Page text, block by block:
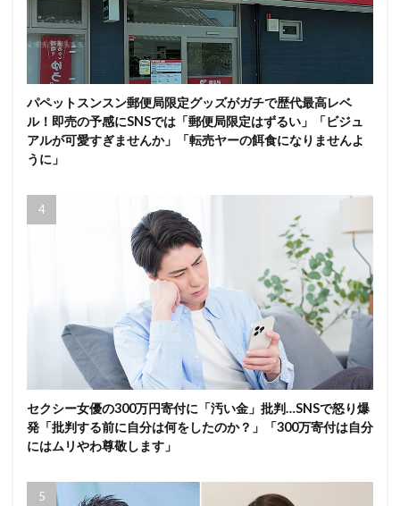
パペットスンスン郵便局限定グッズがガチで歴代最高レベ
ル！即売の予感にSNSでは「郵便局限定はずるい」「ビジュ
アルが可愛すぎませんか」「転売ヤーの餌食になりませんよ
うに」
セクシー女優の300万円寄付に「汚い金」批判…SNSで怒り爆
発「批判する前に自分は何をしたのか？」「300万寄付は自分
にはムリやわ尊敬します」